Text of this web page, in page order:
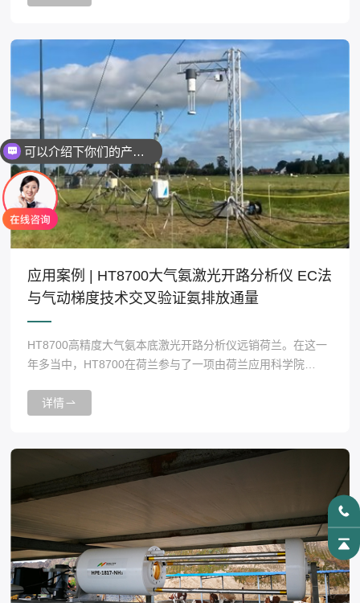
应用案例 | HT8700大气氨激光开路分析仪 EC法
与气动梯度技术交叉验证氨排放通量
HT8700高精度大气氨本底激光开路分析仪远销荷兰。在这一
年多当中，HT8700在荷兰参与了一项由荷兰应用科学院
项目，与另一个高精度、定制化、基于紫外差分法的RIVM-
详情